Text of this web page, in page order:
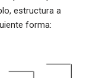
estructura a
forma: